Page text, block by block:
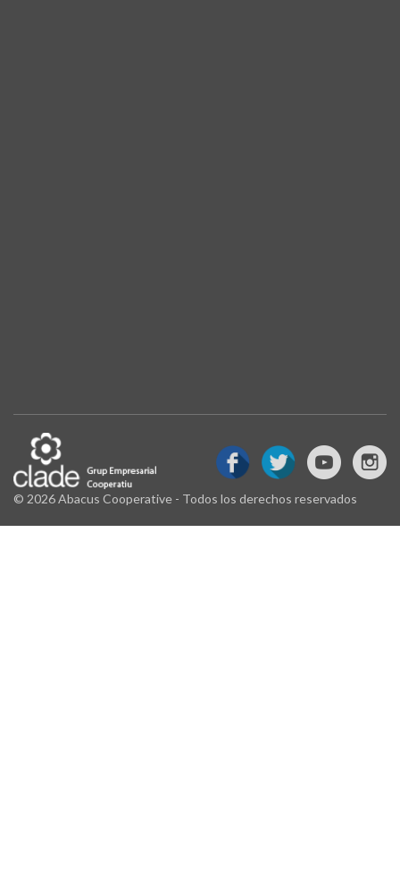
© 2026 Abacus Cooperative - Todos los derechos reservados